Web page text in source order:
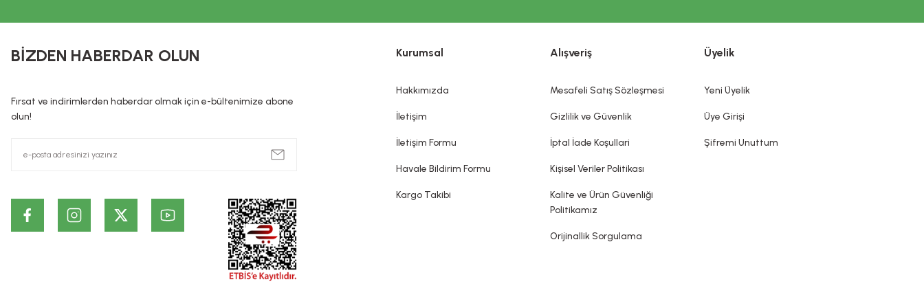
KOZMETİK / DERMOKOZMETİK ÜRÜNLERİNDE TANITIM VE SAĞLIK BEYANI İLE İLGİLİ ÖNEMLİ UYARI
hazırlanmış, tek veya temel amacı bu kısımları temizlemek, koku vermek, görünümünü değiştirmek ve/veya vücut kokularını düzeltmek ve/veya korumak veya iyi bir durumda tutmak olan bütün
ürünlerin cildin alt tabakalarında ve kalıcı olarak etki ettiği iddia edilemez. Sitemizde belirtilen açıklamalar, üretici, ithalatçı firmaların sunduğu ürün etiketi, broşür gibi bilgi ve belgelere
dayanmaktadır. Bu bilgiler ürünlerin vaad edilen etkilerinin kesin olarak gerçekleşeceği ya da yan etkileri olmadığı anlamını taşımaz.
BİZDEN HABERDAR OLUN
Fırsat ve indirimlerden haberdar olmak için e-bültenimize abone
olun!
Kurumsal
Hakkımızda
İletişim
İletişim Formu
Havale Bildirim Formu
Kargo Takibi
Alışveriş
Mesafeli Satış Sözleşmesi
Gizlilik ve Güvenlik
İptal İade Koşullari
Kişisel Veriler Politikası
Kalite ve Ürün Güvenliği
Politikamız
Orijinallik Sorgulama
Üyelik
Yeni Üyelik
Üye Girişi
Şifremi Unuttum